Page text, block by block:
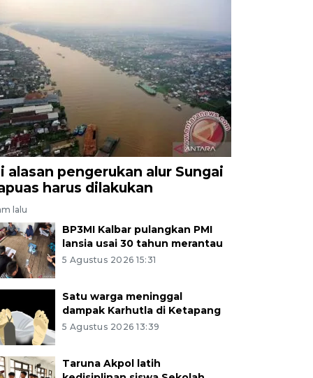
alasan pengerukan alur Sungai
harus dilakukan
lalu
BP3MI Kalbar pulangkan PMI
lansia usai 30 tahun merantau
5 Agustus 2026 15:31
Satu warga meninggal
dampak Karhutla di Ketapang
5 Agustus 2026 13:39
Taruna Akpol latih